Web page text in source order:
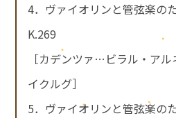
4．ヴァイオリンと管弦楽の
K.269
［カデンツァ…ビラル・ア
イクルグ］
5．ヴァイオリンと管弦楽の